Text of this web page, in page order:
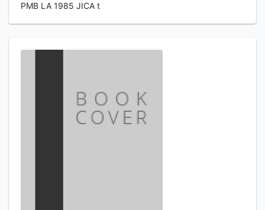
PMB LA 1985 JICA t